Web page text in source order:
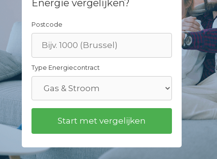
Energie vergelijken?
Postcode
Type Energiecontract